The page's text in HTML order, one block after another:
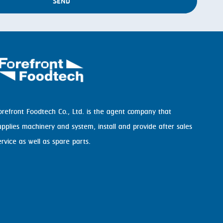
Foodtech Co., Ltd. is the agent company that
machinery and system, install and provide after sales
as well as spare parts.